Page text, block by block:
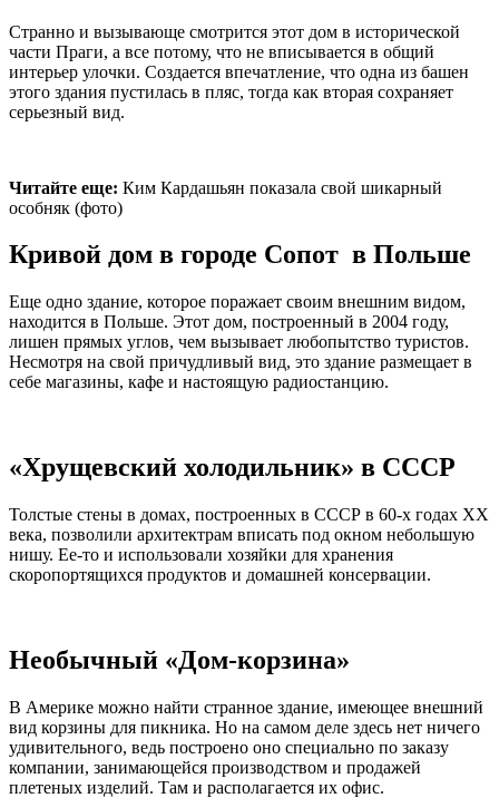
Странно и вызывающе смотрится этот дом в исторической
части Праги, а все потому, что не вписывается в общий
интерьер улочки. Создается впечатление, что одна из башен
этого здания пустилась в пляс, тогда как вторая сохраняет
серьезный вид.
Читайте еще: Ким Кардашьян показала свой шикарный
особняк (фото)
Кривой дом в городе Сопот в Польше
Еще одно здание, которое поражает своим внешним видом,
находится в Польше. Этот дом, построенный в 2004 году,
лишен прямых углов, чем вызывает любопытство туристов.
Несмотря на свой причудливый вид, это здание размещает в
себе магазины, кафе и настоящую радиостанцию.
«Хрущевский холодильник» в СССР
Толстые стены в домах, построенных в СССР в 60-х годах ХХ
века, позволили архитектрам вписать под окном небольшую
нишу. Ее-то и использовали хозяйки для хранения
скоропортящихся продуктов и домашней консервации.
Необычный «Дом-корзина»
В Америке можно найти странное здание, имеющее внешний
вид корзины для пикника. Но на самом деле здесь нет ничего
удивительного, ведь построено оно специально по заказу
компании, занимающейся производством и продажей
плетеных изделий. Там и располагается их офис.